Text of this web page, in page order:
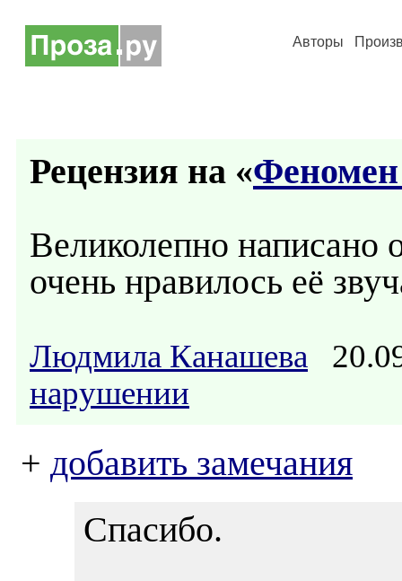
Авторы
Рецензия на «
Великолепно написано
очень нравилось её
Людмила Канашева
нарушении
+ добавить замечания
Спасибо.